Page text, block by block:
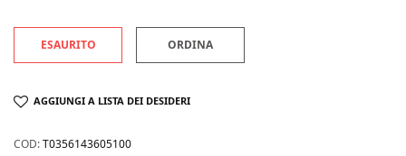
ESAURITO ORDINA
AGGIUNGI A LISTA DEI DESIDERI
COD:T0356143605100